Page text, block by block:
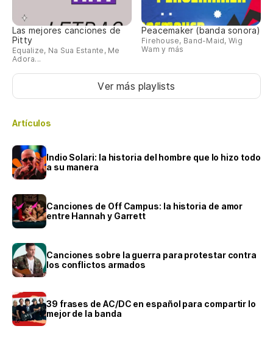
Las mejores canciones de
Pitty
Equalize, Na Sua Estante, Me
Adora...
Peacemaker (banda sonora)
Firehouse, Band-Maid, Wig
Wam y más
Ver más playlists
Artículos
Indio Solari: la historia del hombre que lo hizo todo
a su manera
Canciones de Off Campus: la historia de amor
entre Hannah y Garrett
Canciones sobre la guerra para protestar contra
los conflictos armados
39 frases de AC/DC en español para compartir lo
mejor de la banda